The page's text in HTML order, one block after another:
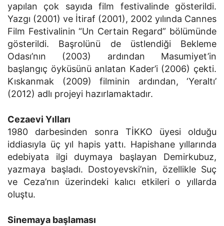
yapılan çok sayıda film festivalinde gösterildi.
Yazgı (2001) ve İtiraf (2001), 2002 yılında Cannes
Film Festivalinin “Un Certain Regard” bölümünde
gösterildi. Başrolünü de üstlendiği Bekleme
Odası’nın (2003) ardından Masumiyet’in
başlangıç öyküsünü anlatan Kader’i (2006) çekti.
Kıskanmak (2009) filminin ardından, ‘Yeraltı’
(2012) adlı projeyi hazırlamaktadır.
Cezaevi Yılları
1980 darbesinden sonra TİKKO üyesi olduğu
iddiasıyla üç yıl hapis yattı. Hapishane yıllarında
edebiyata ilgi duymaya başlayan Demirkubuz,
yazmaya başladı. Dostoyevski’nin, özellikle Suç
ve Ceza’nın üzerindeki kalıcı etkileri o yıllarda
oluştu.
Sinemaya başlaması